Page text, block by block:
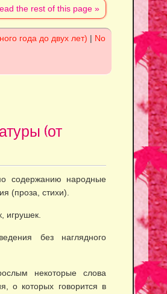
the rest of this page »
года до двух лет) | No
(от
содержанию народ­ные
(проза, стихи).
игрушек.
без наглядного
некоторые слова
о которых говорится в